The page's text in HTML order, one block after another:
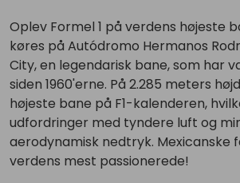
Oplev Formel 1 på verdens højeste
køres på Autódromo Hermanos
City, en legendarisk bane, som har
siden 1960'erne. På 2.285 meters
højeste bane på F1-kalenderen,
udfordringer med tyndere luft og
aerodynamisk nedtryk. Mexicanske
verdens mest passionerede!